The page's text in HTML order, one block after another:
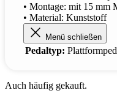
• Montage: mit 15 mm
• Material: Kunststoff
Menü schließen
Pedaltyp:
Auch häufig gekauft.